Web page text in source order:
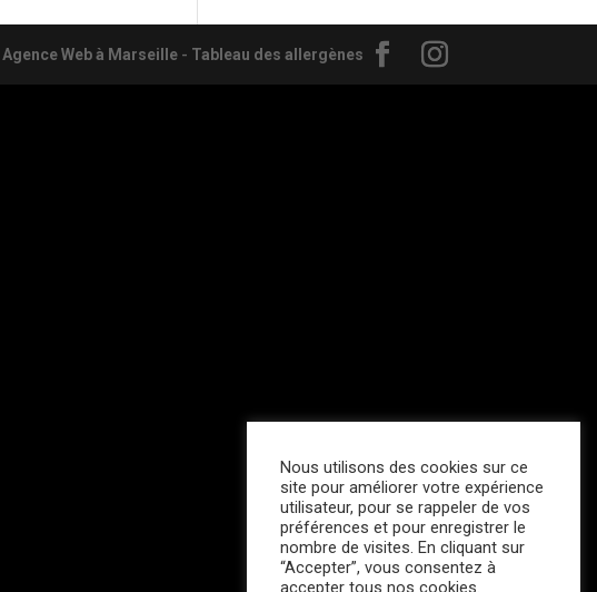
Agence Web à Marseille- Tableau des allergènes
Nous utilisons des cookies sur ce
site pour améliorer votre expérience
utilisateur, pour se rappeler de vos
préférences et pour enregistrer le
nombre de visites. En cliquant sur
“Accepter”, vous consentez à
accepter tous nos cookies.